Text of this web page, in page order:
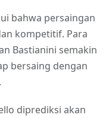
bahwa persaingan
kompetitif. Para
Bastianini semakin
bersaing dengan
diprediksi akan